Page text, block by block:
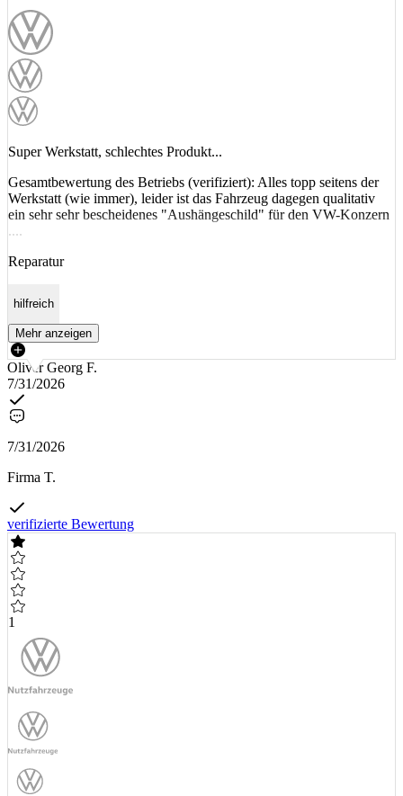
Super Werkstatt, schlechtes Produkt...
Gesamtbewertung des Betriebs (verifiziert): Alles topp seitens der
Werkstatt (wie immer), leider ist das Fahrzeug dagegen qualitativ
ein sehr sehr bescheidenes "Aushängeschild" für den VW-Konzern
....
Reparatur
hilfreich
Mehr anzeigen
Oliver Georg F.
7/31/2026
7/31/2026
Firma T.
verifizierte Bewertung
1